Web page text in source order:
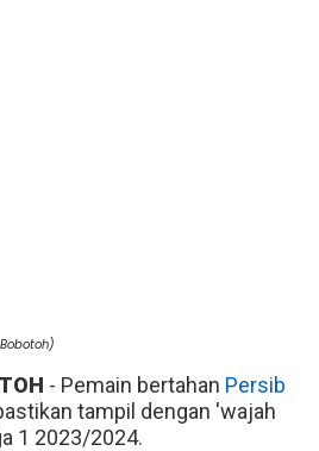
- Pemain bertahan Persib
tampil dengan 'wajah
1 2023/2024.